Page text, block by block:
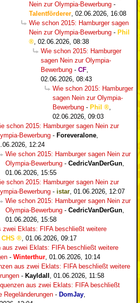
Nein zur Olympia-Bewerbung -
Talentförderer, 02.06.2026, 16:08
Wie schon 2015: Hamburger sagen
Nein zur Olympia-Bewerbung - Phil
, 02.06.2026, 08:38
Wie schon 2015: Hamburger
sagen Nein zur Olympia-
Bewerbung - CF,
02.06.2026, 08:43
Wie schon 2015: Hamburger
sagen Nein zur Olympia-
Bewerbung - Phil
,
02.06.2026, 09:03
schon 2015: Hamburger sagen Nein zur
Bewerbung - Foreveralone,
12:24
Wie schon 2015: Hamburger sagen Nein zur
Olympia-Bewerbung - CedricVanDerGun,
01.06.2026, 15:55
schon 2015: Hamburger sagen Nein zur
Bewerbung - istar, 01.06.2026, 12:07
Wie schon 2015: Hamburger sagen Nein zur
Olympia-Bewerbung - CedricVanDerGun,
01.06.2026, 15:58
zwei Eklats: FIFA beschließt weitere
CHS , 01.06.2026, 09:17
aus zwei Eklats: FIFA beschließt weitere
- Winterthur, 01.06.2026, 10:14
aus zwei Eklats: FIFA beschließt weitere
- Kayldall , 01.06.2026, 11:58
aus zwei Eklats: FIFA beschließt
Regeländerungen - DomJay,